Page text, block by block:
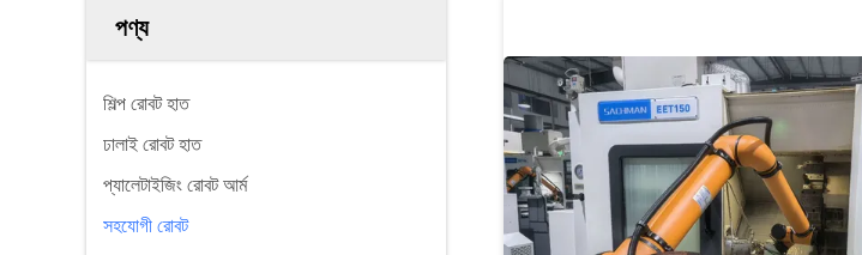
পণ্য
শিল্প রোবট হাত
ঢালাই রোবট হাত
প্যালেটাইজিং রোবট আর্ম
সহযোগী রোবট